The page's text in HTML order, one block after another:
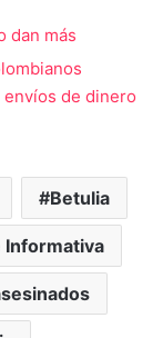
dan más
de dinero
Betulia
Informativa